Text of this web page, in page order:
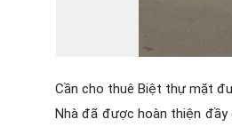
Cần cho thuê Biệt thự mặt
Nhà đã được hoàn thiện đầy